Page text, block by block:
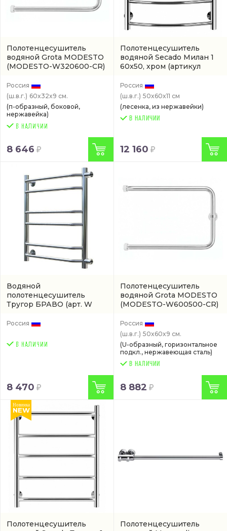
Полотенцесушитель
водяной Grota MODESTO
(MODESTO-W320600-CR)
Россия
(ш.в.г.) 60x32x9 см.
(п-образный, боковой,
нержавейка)
8 646
Полотенцесушитель
водяной Secado Милан 1
60x50, хром (артикул
Россия
(ш.в.г.) 50x60x11 см
(лесенка, из нержавейки)
В НАЛИЧИИ
12 160
Водяной
полотенцесушитель
Тругор БРАВО (арт. W
Россия
8 470
Полотенцесушитель
водяной Grota MODESTO
(MODESTO-W600500-CR)
Россия
(ш.в.г.) 50x60x9 см.
(U-образный, горизонтальное
подкл., нержавеющая сталь)
В НАЛИЧИИ
8 882
Полотенцесушитель
Новинка
NEW
Полотенцесушитель